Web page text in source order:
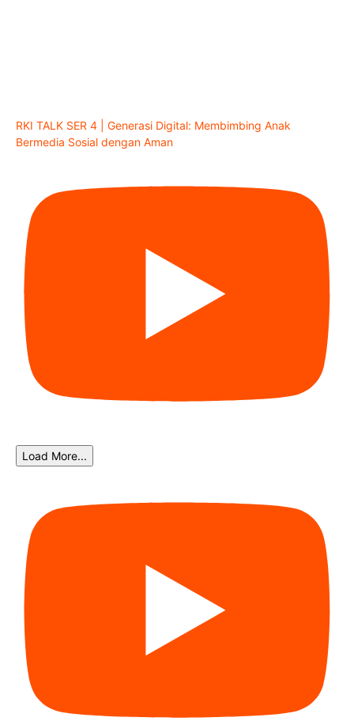
RKI TALK SER 4 | Generasi Digital: Membimbing Anak
Bermedia Sosial dengan Aman
Load More...